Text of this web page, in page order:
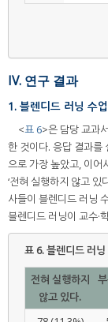
IV. 연구 결과
1. 블렌디드 러닝 수
<표 6>은 담당 교과
한 것이다. 응답 결과를
으로 가장 높았고, 이어
‘전혀 실행하지 않고 있
사들이 블렌디드 러닝
블렌디드 러닝이 교수·
표 6.블렌디드 러
전혀 실행하지
않고 있다.